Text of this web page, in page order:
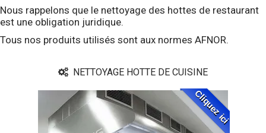
Nous rappelons que le nettoyage des hottes de restaurant
est une obligation juridique.
Tous nos produits utilisés sont aux normes AFNOR.
NETTOYAGE HOTTE DE CUISINE
Cliquez ici